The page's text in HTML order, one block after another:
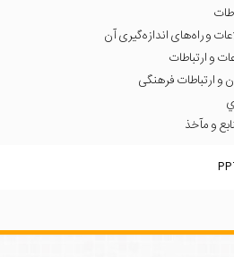
و راه‌های اندازه‌گیری آن
و ارتباطات
و ارتباطات فرهنگی
و مآخذ